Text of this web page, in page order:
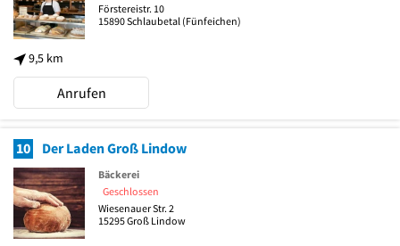
9,5 km
Förstereistr. 10
15890Schlaubetal (Fünfeichen)
Anrufen
10 Der Laden Groß Lindow
Bäckerei
Geschlossen
Wiesenauer Str. 2
15295Groß Lindow